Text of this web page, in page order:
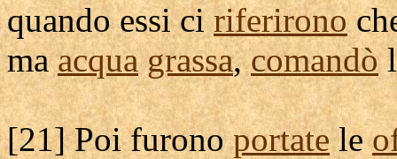
quando essi ciriferirono
maacqua grassa,comandò
[21] Poi furonoportatele